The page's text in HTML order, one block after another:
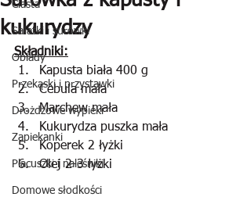
Ciasta
Sałatki i surówki
Obiady
Przekąski i przystawki
Drożdżowe wypieki
Zapiekanki
Placuszki i naleśniki
Domowe słodkości
kukurydzy
Składniki:
Kapusta biała 400 g
Cebula mała
Marchew mała
Kukurydza puszka mała
Koperek 2 łyżki
Olej 2-3 łyżki